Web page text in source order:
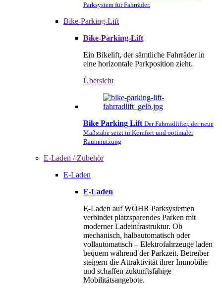
Parksystem für Fahrräder.
Bike-Parking-Lift
Bike-Parking-Lift
Ein Bikelift, der sämtliche Fahrräder in
eine horizontale Parkposition zieht.
Übersicht
Bike Parking Lift Der Fahrradlifter, der neue
Maßstäbe setzt in Komfort und optimaler
Raumnutzung
E-Laden / Zubehör
E-Laden
E-Laden
E-Laden auf WÖHR Parksystemen
verbindet platzsparendes Parken mit
moderner Ladeinfrastruktur. Ob
mechanisch, halbautomatisch oder
vollautomatisch – Elektrofahrzeuge laden
bequem während der Parkzeit. Betreiber
steigern die Attraktivität ihrer Immobilie
und schaffen zukunftsfähige
Mobilitätsangebote.